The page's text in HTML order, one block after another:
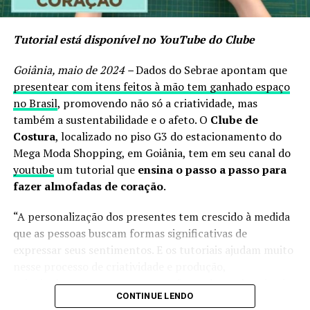
criadora de conteúdo digital e inspiração para milhares
suas mensagens de autoestima.
A imersão idealizada por Alyne contou com uma
programação diversificada, incluindo aulas de
maquiagem, redes sociais, dança, fotografia e passarela.
O encontro também ofereceu alimentação, brindes,
premiações e certificado.
O projeto teve apoio de parceiros e profissionais que
contribuíram para tornar a experiência ainda mais
completa, reforçando a união e o fortalecimento da
Segundo participantes, o evento foi marcado por
Tutorial está disponível no YouTube do Clube
Goiânia, maio de 2024 –Dados do Sebrae apontam que
presentear com itens feitos à mão tem ganhado espaço
no Brasil, promovendo não só a criatividade, mas
também a sustentabilidade e o afeto. O Clube de
Costura, localizado no piso G3 do estacionamento do
Mega Moda Shopping, em Goiânia, tem em seu canal do
youtubeum tutorial que ensina o passo a passo para
fazer almofadas de coração.
“A personalização dos presentes tem crescido à medida
que as pessoas buscam formas significativas de
expressar seus sentimentos. E os tutoriais ajudam muito
principalmente para quem quer fazer algo pela primeira
vez”, comenta Rogélia Pinheiro, Gerente do Clube de
CONTINUE LENDO